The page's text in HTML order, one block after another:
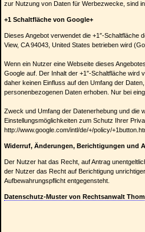
zur Nutzung von Daten für Werbezwecke, sind
+1 Schaltfläche von Google+
Dieses Angebot verwendet die +1″-
View, CA 94043, United States betrieben wird
Wenn ein Nutzer eine Webseite dieses
Google auf. Der Inhalt der +1″-Schaltfläche
daher keinen Einfluss auf den Umfang der
personenbezogenen Daten erhoben. Nur bei
Zweck und Umfang der Datenerhebung und die
Einstellungsmöglichkeiten zum Schutz Ihrer
http://www.google.com/intl/de/+/policy/
Widerruf, Änderungen, Berichtigungen und
Der Nutzer hat das Recht, auf Antrag
der Nutzer das Recht auf Berichtigung
Aufbewahrungspflicht entgegensteht.
Datenschutz-Muster von Rechtsanwalt